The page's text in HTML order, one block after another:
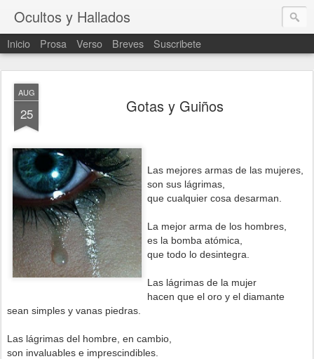
Ocultos y Hallados
Inicio Prosa Verso Breves Suscribete
AUG
25 Gotas y Guiños
Las mejores armas de las mujeres,
son sus lágrimas,
que cualquier cosa desarman.
La mejor arma de los hombres,
es la bomba atómica,
que todo lo desintegra.
Las lágrimas de la mujer
hacen que el oro y el diamante
sean simples y vanas piedras.
Las lágrimas del hombre, en cambio,
son invaluables e imprescindibles.